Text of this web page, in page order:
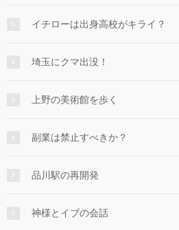
イチローは出身高校がキライ？
埼玉にクマ出没！
上野の美術館を歩く
副業は禁止すべきか？
品川駅の再開発
神様とイブの会話